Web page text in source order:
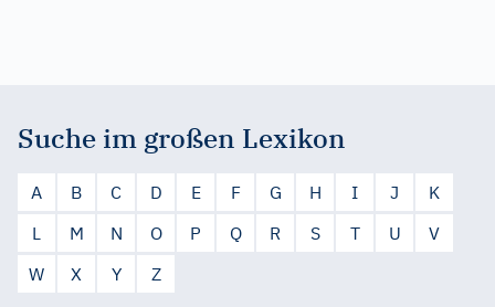
Suche im großen Lexikon
A B C D E F G H I J
K
L
M N O P Q R S T U
V
W
X Y Z